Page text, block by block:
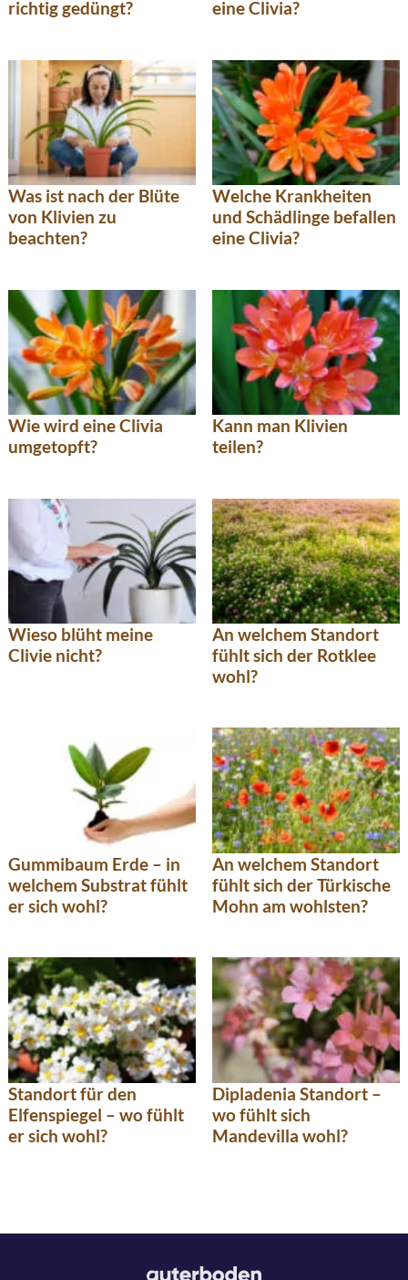
richtig gedüngt?
eine Clivia?
Was ist nach der Blüte
von Klivien zu
beachten?
Welche Krankheiten
und Schädlinge befallen
eine Clivia?
Wie wird eine Clivia
umgetopft?
Kann man Klivien
teilen?
Wieso blüht meine
Clivie nicht?
An welchem Standort
fühlt sich der Rotklee
wohl?
Gummibaum Erde – in
welchem Substrat fühlt
er sich wohl?
An welchem Standort
fühlt sich der Türkische
Mohn am wohlsten?
Standort für den
Elfenspiegel – wo fühlt
er sich wohl?
Dipladenia Standort –
wo fühlt sich
Mandevilla wohl?